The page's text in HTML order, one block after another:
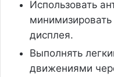
Использовать
дисплея.
Выполнять
движениями